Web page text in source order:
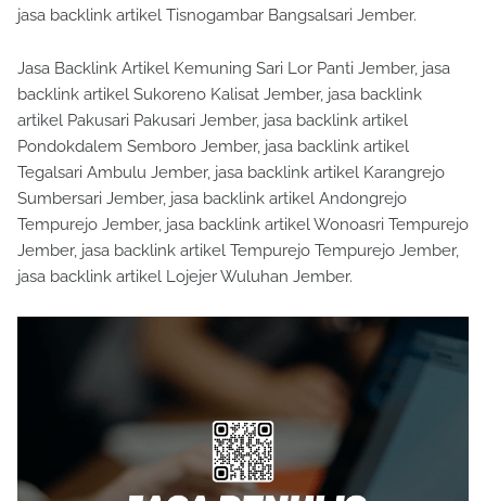
jasa backlink artikel Tisnogambar Bangsalsari Jember.
Jasa Backlink Artikel Kemuning Sari Lor Panti Jember, jasa
backlink artikel Sukoreno Kalisat Jember, jasa backlink
artikel Pakusari Pakusari Jember, jasa backlink artikel
Pondokdalem Semboro Jember, jasa backlink artikel
Tegalsari Ambulu Jember, jasa backlink artikel Karangrejo
Sumbersari Jember, jasa backlink artikel Andongrejo
Tempurejo Jember, jasa backlink artikel Wonoasri Tempurejo
Jember, jasa backlink artikel Tempurejo Tempurejo Jember,
jasa backlink artikel Lojejer Wuluhan Jember.